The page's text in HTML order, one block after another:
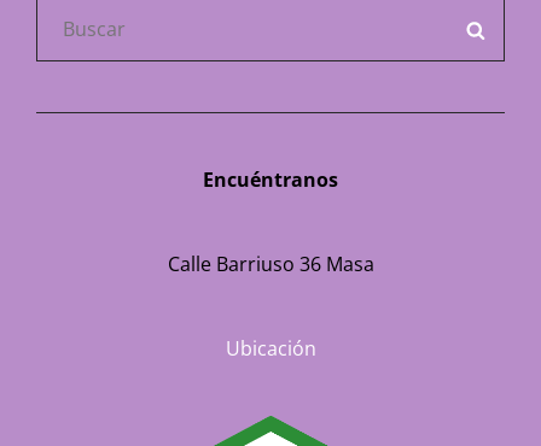
Encuéntranos
Calle Barriuso 36 Masa
Ubicación